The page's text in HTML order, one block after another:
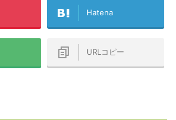
Hatena
URLコピー